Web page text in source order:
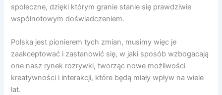
społeczne, dzięki którym granie stanie się prawdziwie
wspólnotowym doświadczeniem.
Polska jest pionierem tych zmian, musimy więc je
zaakceptować i zastanowić się, w jaki sposób wzbogacają
one nasz rynek rozrywki, tworząc nowe możliwości
kreatywności i interakcji, które będą miały wpływ na wiele
lat.